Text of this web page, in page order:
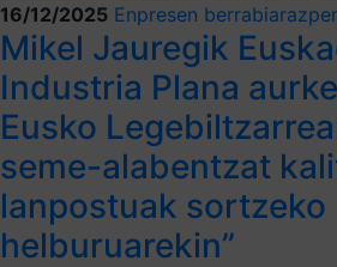
16/12/2025 Enpresen
Mikel Jauregik
Industria Plana
Eusko
seme-alabentzat
lanpostuak sortzeko
helburuarekin”